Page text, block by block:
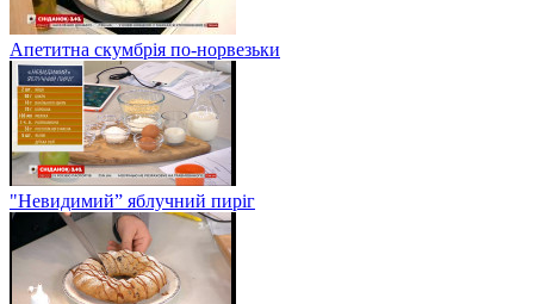
Апетитна скумбрія по-норвезьки
"Невидимий” яблучний пиріг